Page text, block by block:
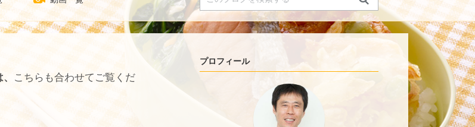
こちらも合わせてご覧くだ
プロフィール